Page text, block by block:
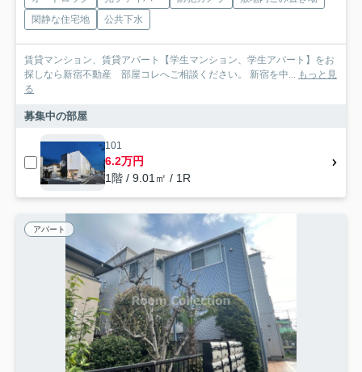
閑静な住宅地
公共下水
賃貸マンション、賃貸アパート【学生マンション、学生アパート】をお
探しなら新宿不動産 部屋コレへご相談ください。 新宿を中... もっと見
る
募集中の部屋
101
6.2万円
1階 / 9.01㎡ / 1R
アパート